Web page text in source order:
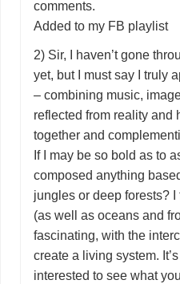
comments.
Added to my FB playlist
2) Sir, I haven’t gone
yet, but I must say I truly
– combining music,
reflected from reality and
together and
If I may be so bold as to
composed anything
jungles or deep forests?
(as well as oceans and
fascinating, with the
create a living system.
interested to see what